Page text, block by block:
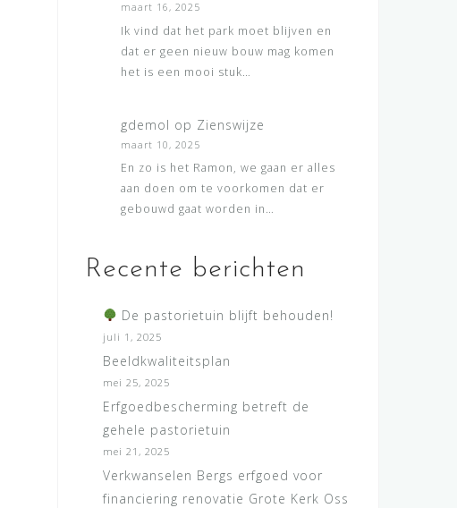
maart 16, 2025
Ik vind dat het park moet blijven en
dat er geen nieuw bouw mag komen
het is een mooi stuk…
gdemol op Zienswijze
maart 10, 2025
En zo is het Ramon, we gaan er alles
aan doen om te voorkomen dat er
gebouwd gaat worden in…
Recente berichten
De pastorietuin blijft behouden!
juli 1, 2025
Beeldkwaliteitsplan
mei 25, 2025
Erfgoedbescherming betreft de
gehele pastorietuin
mei 21, 2025
Verkwanselen Bergs erfgoed voor
financiering renovatie Grote Kerk Oss